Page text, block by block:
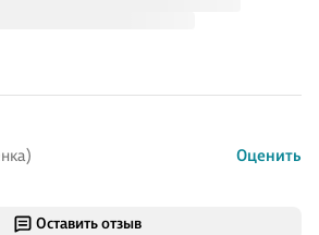
Оставить отзыв
Оценить